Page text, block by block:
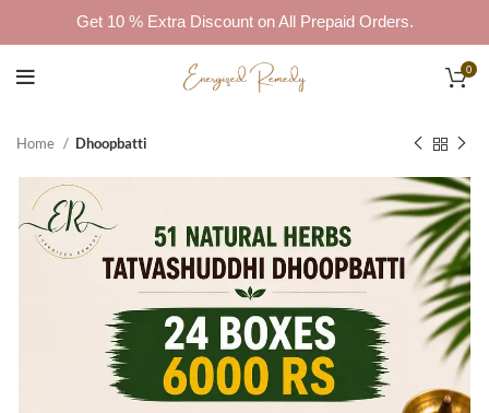
Get 10 % Extra Discount on All Prepaid Orders.
0
Home Dhoopbatti